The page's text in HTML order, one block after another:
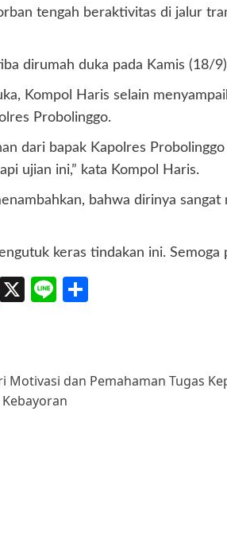
tengah beraktivitas di jalur
dirumah duka pada Kamis (18/
Kompol Haris selain
Probolinggo.
dari bapak Kapolres
ujian ini,” kata Kompol Haris.
bahwa dirinya
keras tindakan ini.
Pinterest
X Line
Motivasi dan Pemahaman Tugas